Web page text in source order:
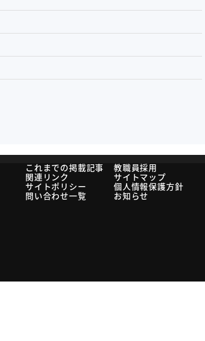
これまでの掲載記事
教職員採用
関連リンク
サイトマップ
サイトポリシー
個人情報保護方針
問い合わせ一覧
お知らせ